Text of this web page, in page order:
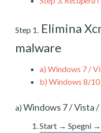
Step 1. Elimina
malware
a) Windows 7 /
b) Windows 8/10
a) Windows 7 / Vista /
Start → Spegni →